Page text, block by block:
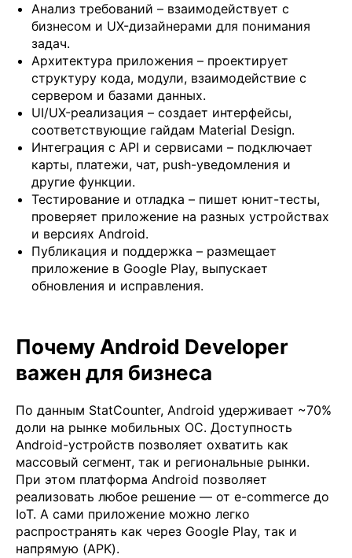
Анализ требований – взаимодействует с
бизнесом и UX-дизайнерами для понимания
задач.
Архитектура приложения – проектирует
структуру кода, модули, взаимодействие с
сервером и базами данных.
UI/UX-реализация – создает интерфейсы,
соответствующие гайдам Material Design.
Интеграция с API и сервисами – подключает
карты, платежи, чат, push-уведомления и
другие функции.
Тестирование и отладка – пишет юнит-тесты,
проверяет приложение на разных устройствах
и версиях Android.
Публикация и поддержка – размещает
приложение в Google Play, выпускает
обновления и исправления.
Почему Android Developer
важен для бизнеса
По данным StatCounter, Android удерживает ~70%
доли на рынке мобильных ОС. Доступность
Android-устройств позволяет охватить как
массовый сегмент, так и региональные рынки.
При этом платформа Android позволяет
реализовать любое решение — от e-commerce до
IoT. А сами приложение можно легко
распространять как через Google Play, так и
напрямую (APK).